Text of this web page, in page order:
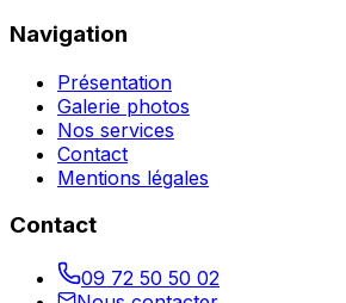
Navigation
Présentation
Galerie photos
Nos services
Contact
Mentions légales
Contact
09 72 50 50 02